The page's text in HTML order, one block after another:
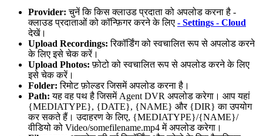
Provider: चुनें कि किस क्लाउड प्रदाता को अपलोड करना है -
क्लाउड प्रदाताओं को कॉन्फ़िगर करने के लिए - Settings - Cloud
देखें।
Upload Recordings: रिकॉर्डिंग को स्वचालित रूप से अपलोड करने
के लिए इसे चेक करें।
Upload Photos: फ़ोटो को स्वचालित रूप से अपलोड करने के लिए
इसे चेक करें।
Folder: रिमोट फ़ोल्डर जिसमें अपलोड करना है।
Path: यह वह पथ है जिसमें Agent DVR अपलोड करेगा। आप यहां
{MEDIATYPE}, {DATE}, {NAME} और {DIR} का उपयोग
कर सकते हैं। उदाहरण के लिए, {MEDIATYPE}/{NAME}/
वीडियो को Video/somefilename.mp4 में अपलोड करेगा।